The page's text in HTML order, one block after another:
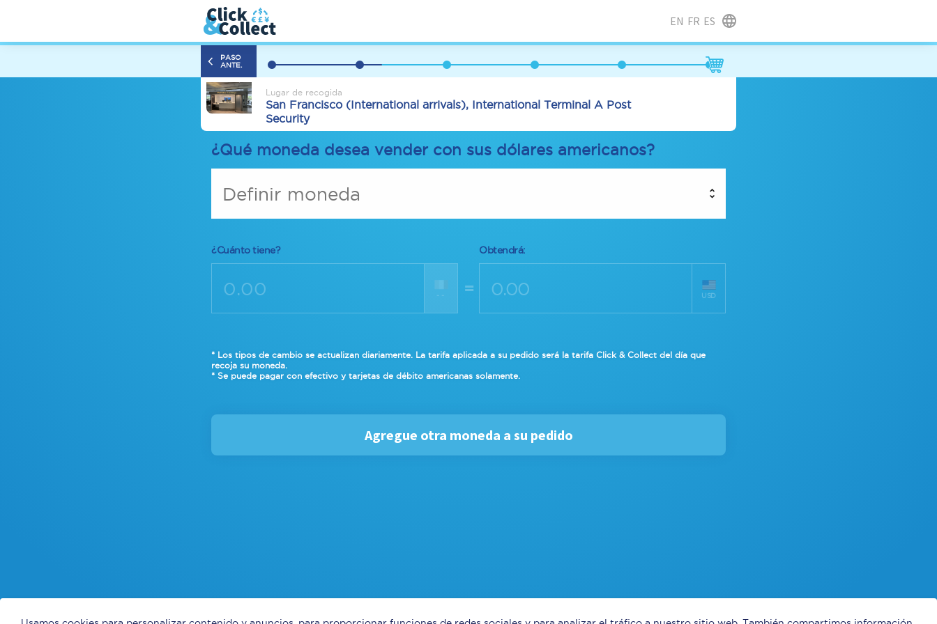
EN FR ES
PASO
ANTE.
Lugar de recogida
San Francisco (International arrivals), International Terminal A Post
Security
¿Qué moneda desea vender con sus dólares americanos?
Definir moneda
¿Cuánto tiene? Obtendrá:
-- = USD
* Los tipos de cambio se actualizan diariamente. La tarifa aplicada a su pedido será la tarifa Click & Collect del día que
recoja su moneda.
* Se puede pagar con efectivo y tarjetas de débito americanas solamente.
Agregue otra moneda a su pedido